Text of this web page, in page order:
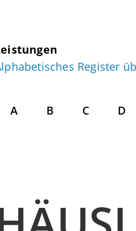
Register
A B C D